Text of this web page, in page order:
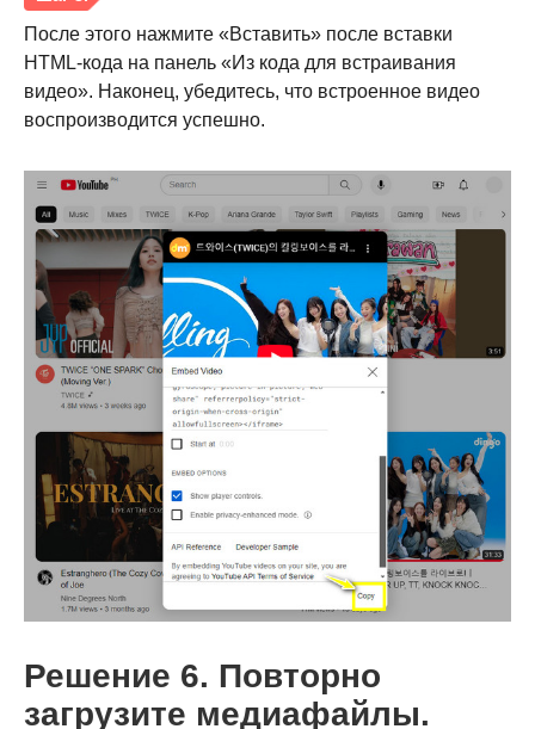
Шаг 2.
После этого нажмите «Вставить» после вставки
HTML-кода на панель «Из кода для встраивания
видео». Наконец, убедитесь, что встроенное видео
воспроизводится успешно.
Решение 6. Повторно
загрузите медиафайлы.